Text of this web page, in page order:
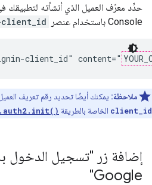
Console باستخدام عنصر
client_id
client_id" content="
ملاحظة: يمكنك أيضًا تحديد رقم تعريف
client_id الخاصة بالطريقة
إضافة زر "تسجيل الدخول
Google"